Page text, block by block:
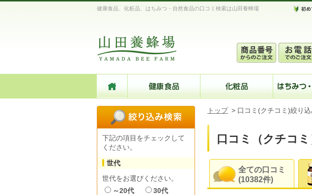
健康食品、化粧品、はちみつ・自然食品の口コミ検索は山田養蜂場
トップ > 口コミ(クチコミ)絞り
口コミ（クチコ
全ての口コミ
(10382件)
下記の項目をチェックして
ください。
世代
世代をお選びください。
～20代
30代